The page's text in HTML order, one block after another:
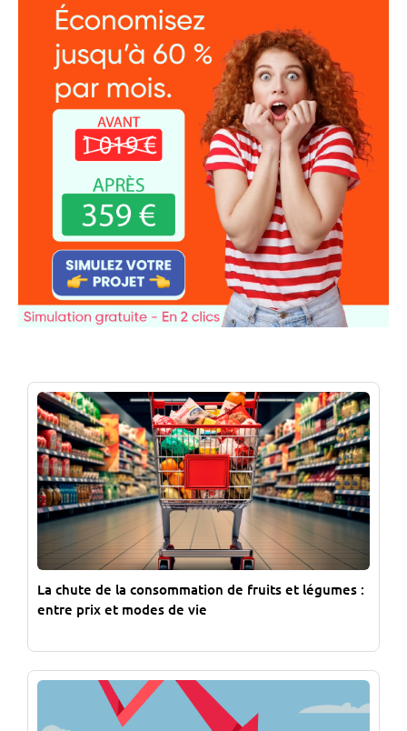
La chute de la consommation de fruits et légumes :
entre prix et modes de vie